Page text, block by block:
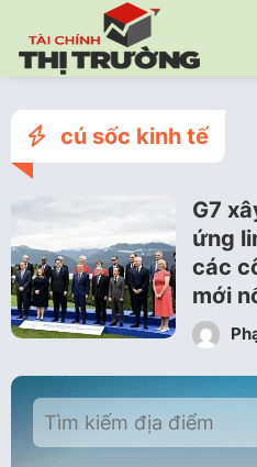
cú sốc kinh tế
G7
ứng
các
mới